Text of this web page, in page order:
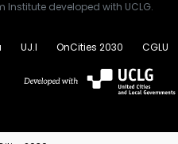
developed with UCLG.
UJ.I OnCities 2030 CGLU